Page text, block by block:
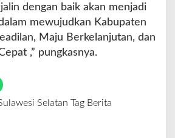
dengan baik akan menjadi
mewujudkan Kabupaten
Maju Berkelanjutan, dan
,” pungkasnya.
Selatan Tag Berita